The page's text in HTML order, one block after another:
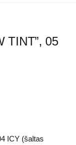
TINT”, 05
ICY (šaltas